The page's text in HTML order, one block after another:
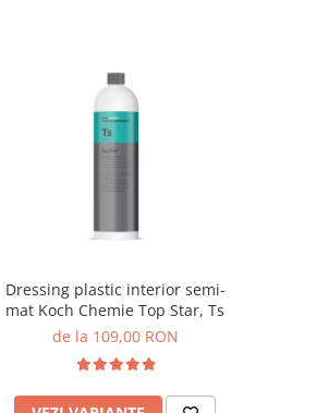
Dressing plastic interior semi-
mat Koch Chemie Top Star, Ts
de la 109,00 RON